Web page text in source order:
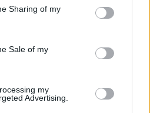
behaviour. You may click to
and its third-party tags to
purposes in below Google
Sharing of my
Sale of my
my
Advertising.